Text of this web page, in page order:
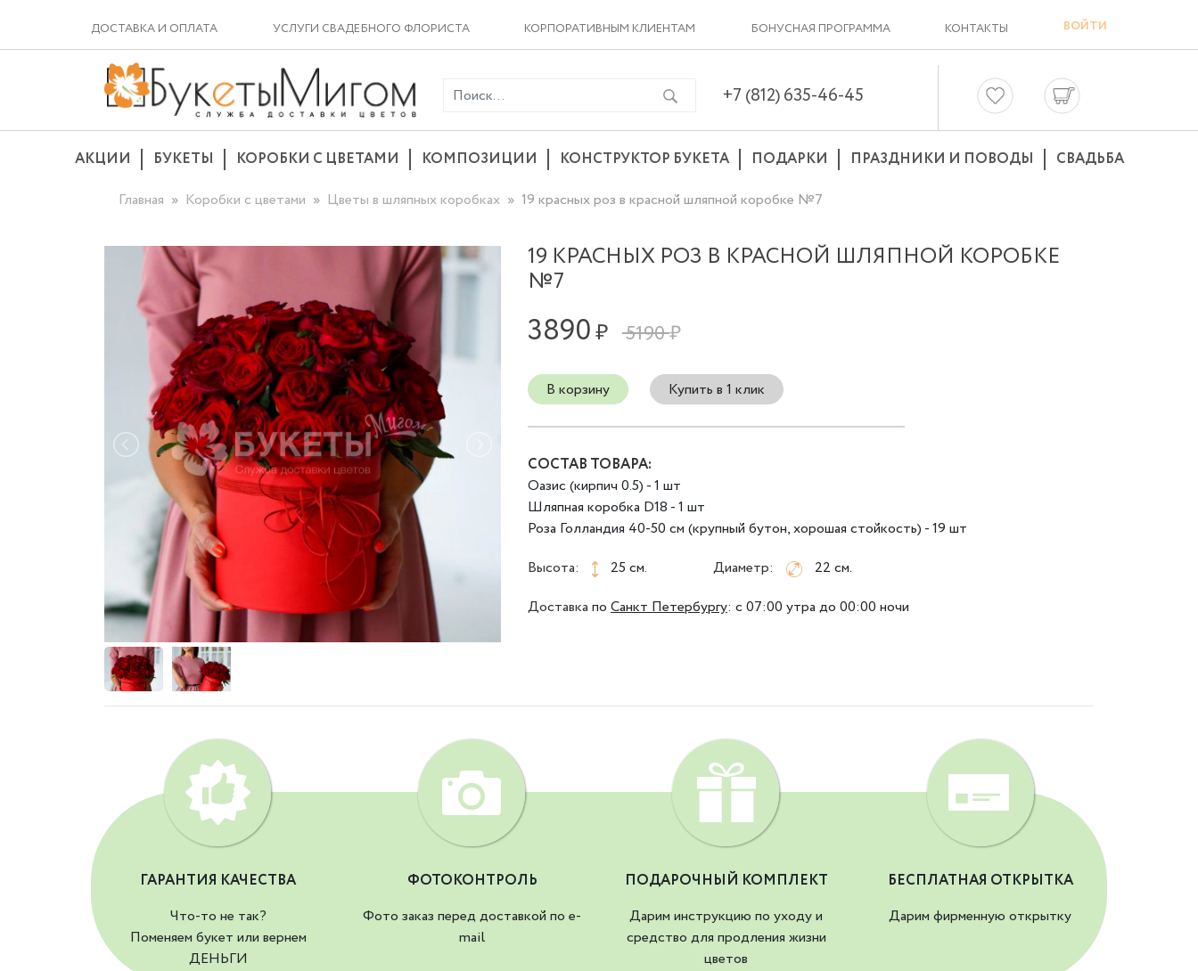
ДОСТАВКА И ОПЛАТА УСЛУГИ СВАДЕБНОГО ФЛОРИСТА КОРПОРАТИВНЫМ КЛИЕНТАМ БОНУСНАЯ ПРОГРАММА КОНТАКТЫ ВОЙТИ
+7 (812) 635-46-45
АКЦИИ БУКЕТЫ КОРОБКИ С ЦВЕТАМИ КОМПОЗИЦИИ КОНСТРУКТОР БУКЕТА ПОДАРКИ ПРАЗДНИКИ И ПОВОДЫ
СВАДЬБА
Главная
Коробки с цветами Цветы в шляпных коробках 19 красных роз в красной шляпной коробке №7
19 КРАСНЫХ РОЗ В КРАСНОЙ ШЛЯПНОЙ КОРОБКЕ
№7
3890₽ 5190 ₽
В корзину Купить в 1 клик
СОСТАВ ТОВАРА:
Оазис (кирпич 0.5) - 1 шт
Шляпная коробка D18 - 1 шт
Роза Голландия 40-50 см (крупный бутон, хорошая стойкость) - 19 шт
Высота:
25 см. Диаметр:
22 см.
Доставка по Санкт Петербургу: с 07:00 утра до 00:00 ночи
ГАРАНТИЯ КАЧЕСТВА
Что-то не так?
Поменяем букет или вернем
ДЕНЬГИ
ФОТОКОНТРОЛЬ
Фото заказ перед доставкой по e-
mail
ПОДАРОЧНЫЙ КОМПЛЕКТ
Дарим инструкцию по уходу и
средство для продления жизни
цветов
БЕСПЛАТНАЯ ОТКРЫТКА
Дарим фирменную открытку